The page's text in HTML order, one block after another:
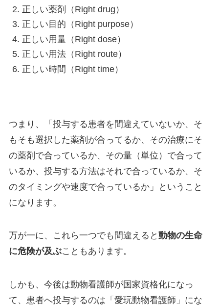
正しい薬剤（Right drug）
正しい目的（Right purpose）
正しい用量（Right dose）
正しい用法（Right route）
正しい時間（Right time）
つまり、「投与する患者を間違えていないか、そ
もそも選択した薬剤が合ってるか、その治療にそ
の薬剤で合っているか、その量（単位）で合って
いるか、投与する方法はそれで合っているか、そ
のタイミングや速度で合っているか」ということ
になります。
万が一に、これら一つでも間違えると 動物の生命
に危険が及ぶこともあります。
しかも、今後は動物看護師が国家資格化になっ
て、患者へ投与するのは「愛玩動物看護師」にな